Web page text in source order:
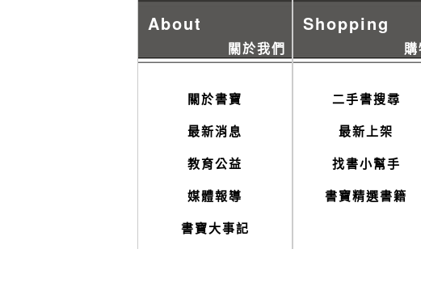
About
關於我們
關於書寶
最新消息
教育公益
媒體報導
書寶大事記
Shopping
二手書搜尋
最新上架
找書小幫手
書寶精選書籍